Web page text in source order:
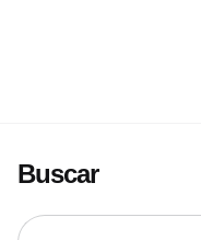
Buscar